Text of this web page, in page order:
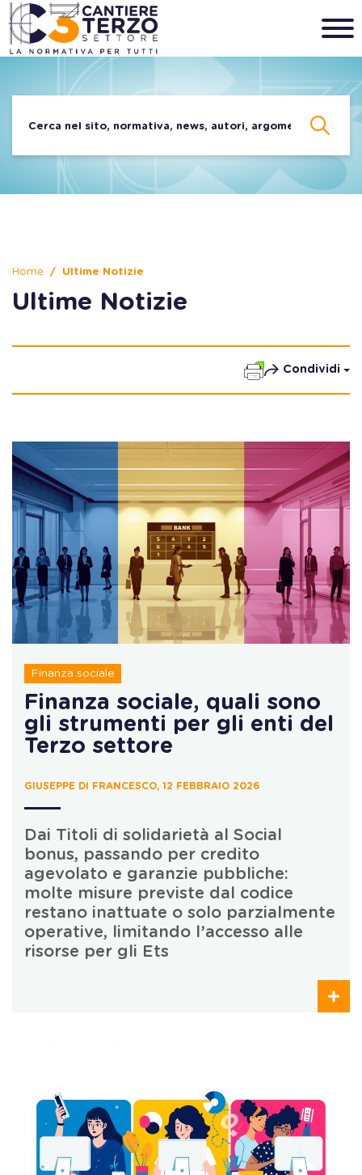
Home Ultime Notizie
Ultime Notizie
Condividi
Finanza sociale
Finanza sociale, quali sono
gli strumenti per gli enti del
Terzo settore
GIUSEPPE DI FRANCESCO, 12 FEBBRAIO 2026
Dai Titoli di solidarietà al Social
bonus, passando per credito
agevolato e garanzie pubbliche:
molte misure previste dal codice
restano inattuate o solo parzialmente
operative, limitando l’accesso alle
risorse per gli Ets